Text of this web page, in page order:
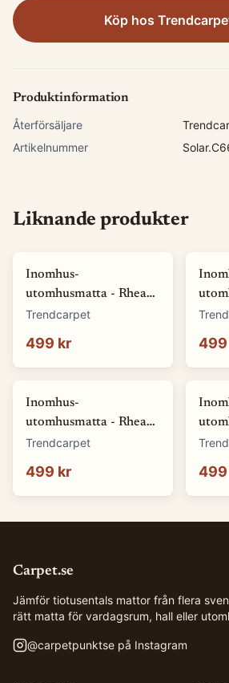
Köp hos
Produktinformation
Återförsäljare
Artikelnummer
Liknande produkter
Inomhus-
utomhusmatta - Rhea
(vit) (Storlek: 80 x 150
Trendcarpet
499 kr 499
Inomhus-
utomhusmatta - Rhea
(natur) (Storlek: 80 x
Trendcarpet
499 kr 499
Carpet.se
Jämför tiotusentals mattor från flera
rätt matta för vardagsrum, hall eller
@carpetpunktse på Instagram